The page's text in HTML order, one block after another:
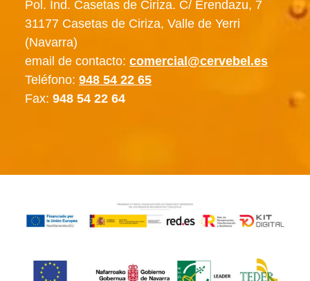
Pol. Ind. Casetas de Ciriza. C/ Erendazu, 7
31177 Casetas de Ciriza, Valle de Yerri
(Navarra)
email de contacto: comercial@cervebel.es
Teléfono: 948 54 22 65
Fax: 948 54 22 64